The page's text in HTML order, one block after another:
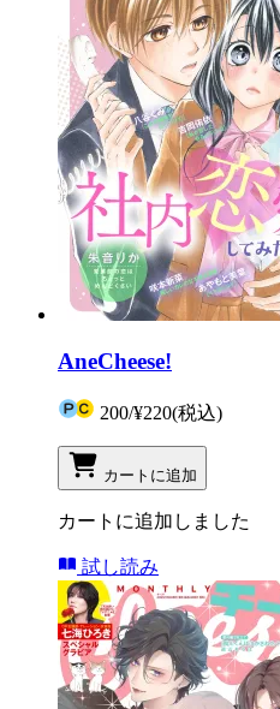
AneCheese!
200/¥220(税込)
カートに追加
カートに追加しました
試し読み